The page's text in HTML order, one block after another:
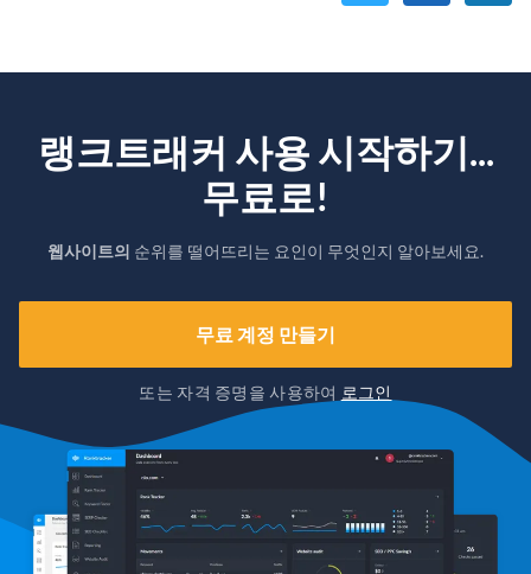
랭크트래커 사용 시작하기...
무료로!
웹사이트의 순위를 떨어뜨리는 요인이 무엇인지 알아보세요.
무료 계정 만들기
또는 자격 증명을 사용하여 로그인